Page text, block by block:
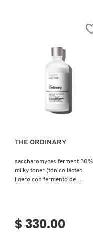
Ver más
THE ORDINARY
saccharomyces ferment 30%
milky toner (tónico lácteo
ligero con fermento de
$ 330.00